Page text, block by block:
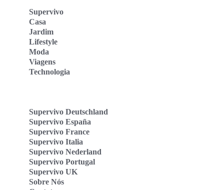
Supervivo
Casa
Jardim
Lifestyle
Moda
Viagens
Technologia
Supervivo Deutschland
Supervivo España
Supervivo France
Supervivo Italia
Supervivo Nederland
Supervivo Portugal
Supervivo UK
Sobre Nós